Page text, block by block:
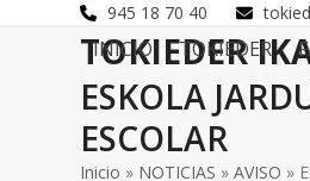
945 18 70 40
TOKIEDER
INICIO TOKIEDER
ESKOLA
ESCOLAR
Inicio » NOTICIAS »AVISO »